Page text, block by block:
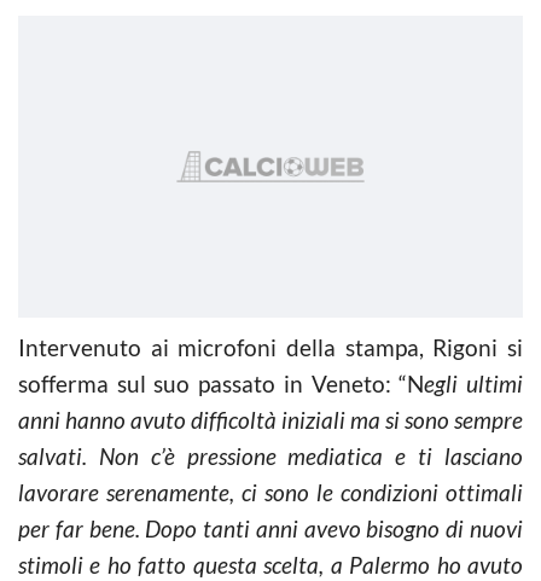
Intervenuto ai microfoni della stampa, Rigoni si
sofferma sul suo passato in Veneto: “Negli ultimi
anni hanno avuto difficoltà iniziali ma si sono sempre
salvati. Non c’è pressione mediatica e ti lasciano
lavorare serenamente, ci sono le condizioni ottimali
per far bene. Dopo tanti anni avevo bisogno di nuovi
stimoli e ho fatto questa scelta, a Palermo ho avuto